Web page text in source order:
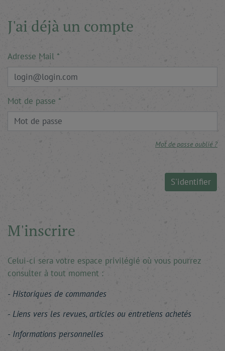
J'ai déjà un compte
Adresse Mail
Mot de passe
Mot de passe oublié ?
S'identifier
M'inscrire
Celui-ci sera votre espace privilégié où vous pourrez
consulter à tout moment :
Historiques de commandes
Liens vers les revues, articles ou entretiens achetés
Informations personnelles